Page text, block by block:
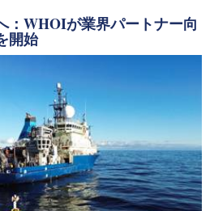
：WHOIが業界パートナー向
開始